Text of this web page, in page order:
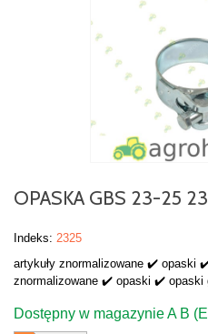
OPASKA GBS 23-25
Indeks: 2325
artykuły znormalizowane ✔️ opaski
znormalizowane ✔️ opaski ✔️ opaski
Dostępny w magazynie A B